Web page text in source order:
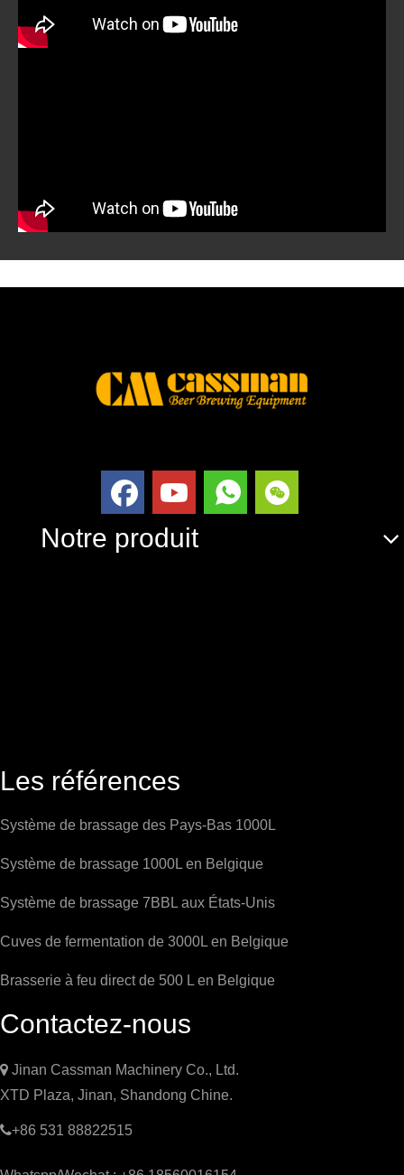
Notre produit
Les références
Système de brassage des Pays-Bas 1000L
Système de brassage 1000L en Belgique
Système de brassage 7BBL aux États-Unis
Cuves de fermentation de 3000L en Belgique
Brasserie à feu direct de 500 L en Belgique
Contactez-nous
 Jinan Cassman Machinery Co., Ltd.
XTD Plaza, Jinan, Shandong Chine.
+86 531 88822515